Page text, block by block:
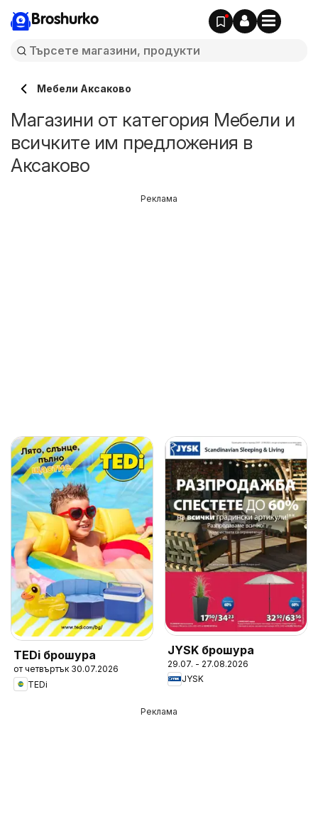
Broshurko
Мебели Аксаково
Магазини от категория Мебели и
всичките им предложения в
Аксаково
TEDi брошура
от четвъртък 30.07.2026
TEDi
JYSK брошура
29.07. - 27.08.2026
JYSK
Реклама
Реклама